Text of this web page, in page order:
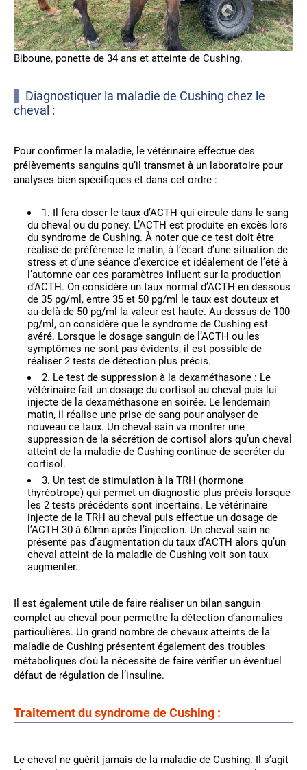
Biboune, ponette de 34 ans et atteinte de Cushing.
Diagnostiquer la maladie de Cushing chez le
cheval :
Pour confirmer la maladie, le vétérinaire effectue des
prélèvements sanguins qu’il transmet à un laboratoire pour
analyses bien spécifiques et dans cet ordre :
1. Il fera doser le taux d’ACTH qui circule dans le sang
du cheval ou du poney. L’ACTH est produite en excès lors
du syndrome de Cushing. À noter que ce test doit être
réalisé de préférence le matin, à l’écart d’une situation de
stress et d’une séance d’exercice et idéalement de l’été à
l’automne car ces paramètres influent sur la production
d’ACTH. On considère un taux normal d’ACTH en dessous
de 35 pg/ml, entre 35 et 50 pg/ml le taux est douteux et
au-delà de 50 pg/ml la valeur est haute. Au-dessus de 100
pg/ml, on considère que le syndrome de Cushing est
avéré. Lorsque le dosage sanguin de l’ACTH ou les
symptômes ne sont pas évidents, il est possible de
réaliser 2 tests de détection plus précis.
2. Le test de suppression à la dexaméthasone : Le
vétérinaire fait un dosage du cortisol au cheval puis lui
injecte de la dexaméthasone en soirée. Le lendemain
matin, il réalise une prise de sang pour analyser de
nouveau ce taux. Un cheval sain va montrer une
suppression de la sécrétion de cortisol alors qu’un cheval
atteint de la maladie de Cushing continue de secréter du
cortisol.
3. Un test de stimulation à la TRH (hormone
thyréotrope) qui permet un diagnostic plus précis lorsque
les 2 tests précédents sont incertains. Le vétérinaire
injecte de la TRH au cheval puis effectue un dosage de
l’ACTH 30 à 60mn après l’injection. Un cheval sain ne
présente pas d’augmentation du taux d’ACTH alors qu’un
cheval atteint de la maladie de Cushing voit son taux
augmenter.
Il est également utile de faire réaliser un bilan sanguin
complet au cheval pour permettre la détection d’anomalies
particulières. Un grand nombre de chevaux atteints de la
maladie de Cushing présentent également des troubles
métaboliques d’où la nécessité de faire vérifier un éventuel
défaut de régulation de l’insuline.
Traitement du syndrome de Cushing :
Le cheval ne guérit jamais de la maladie de Cushing. Il s’agit